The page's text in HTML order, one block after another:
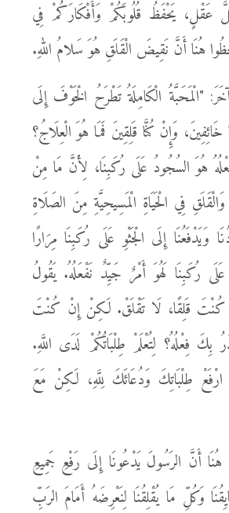
عَقْلٍ، يَحْفَظُ قُلُوبَكُمْ وَأَفْكَارَكُمْ فِي
هُنَا أَنَّ نَقِيضَ الْقَلَقِ هُوَ سَلامُ اللهِ.
"الْمَحَبَّةُ الْكَامِلَةُ تَطْرَحُ الْخَوْفَ إِلَى
وَإِنْ كُنَّا قَلِقِينَ فَمَا هُوَ الْعِلَاجُ؟
هُوَ السُجُودُ عَلَى رُكَبِنَا، لِأَنَّ مَا مِنْ
فِي الْحَيَاةِ الْمَسِيحِيَّةِ مِنَ الصَلَاةِ
وَيَدْفَعُنَا إِلَى الْجَثْوِ عَلَى رُكَبِنَا مِرَارًا
عَلَى رُكَبِنَا لَهُوَ أَمْرٌ جَيِّدٌ نَفْعَلُهُ. يَقُولُ
كُنْتَ قَلِقًا، لَا تَقْلَقْ. لَكِنْ إِنْ كُنْتَ
بِكَ فِعْلُهُ؟ لِتُعْلَمْ طِلْبَاتُكُمْ لَدَى اللَّهِ.
ارْفَعْ طِلْبَاتِكَ وَدُعَائَكَ لِلَّهِ، لَكِنْ مَعَ
أَنَّ الرَسُولَ يَدْعُونَا إِلَى رَفْعِ جَمِيعِ
وَكُلِّ مَا يُقْلِقُنَا لِنَعْرِضَهُ أَمَامَ الرَبِّ